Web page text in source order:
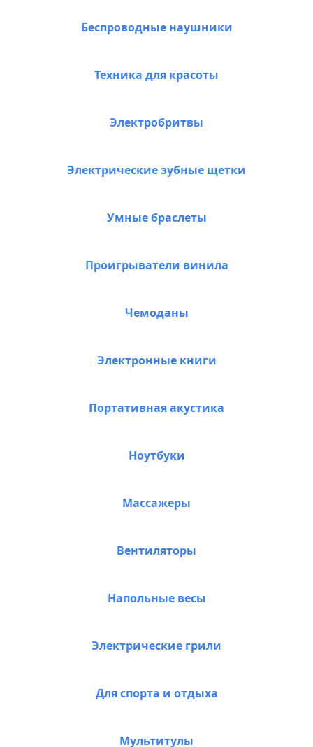
Беспроводные наушники
Техника для красоты
Электробритвы
Электрические зубные щетки
Умные браслеты
Проигрыватели винила
Чемоданы
Электронные книги
Портативная акустика
Ноутбуки
Массажеры
Вентиляторы
Напольные весы
Электрические грили
Для спорта и отдыха
Мультитулы